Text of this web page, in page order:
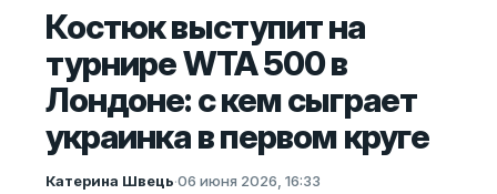
Костюк выступит на
турнире WTA 500 в
Лондоне: с кем сыграет
украинка в первом круге
Катерина Швець·06 июня 2026, 16:33